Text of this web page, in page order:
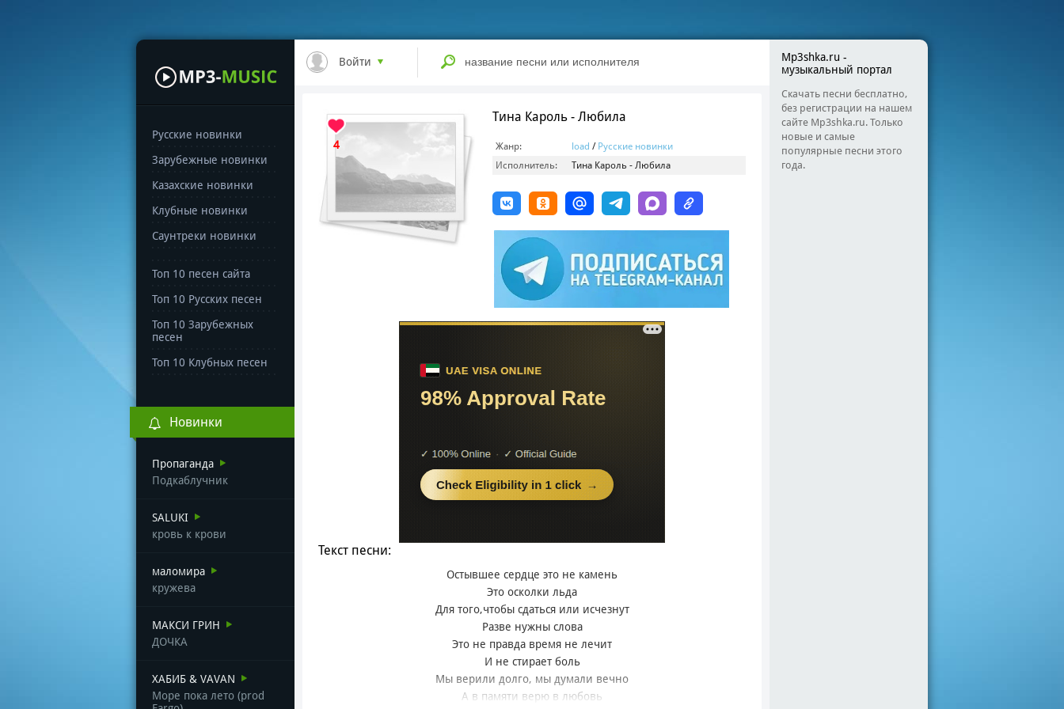
Русские новинки
Зарубежные новинки
Казахские новинки
Клубные новинки
Саунтреки новинки
Топ 10 песен сайта
Топ 10 Русских песен
Топ 10 Зарубежных
песен
Топ 10 Клубных песен
Новинки
Пропаганда
Подкаблучник
SALUKI
кровь к крови
маломира
кружева
МАКСИ ГРИН
ДОЧКА
ХАБИБ & VAVAN
Море пока лето (prod
Войти
4
Тина Кароль - Любила
Жанр: load / Русские новинки
Исполнитель:
Тина Кароль - Любила
Текст песни:
Остывшее сердце это не камень
Это осколки льда
Для того,чтобы сдаться или исчезнут
Разве нужны слова
Это не правда время не лечит
И не стирает боль
Мы верили долго, мы думали вечно
А в памяти верю в любовь
Mp3shka.ru -
музыкальный портал
Скачать песни бесплатно,
без регистрации на нашем
сайте Mp3shka.ru. Только
новые и самые
популярные песни этого
года.